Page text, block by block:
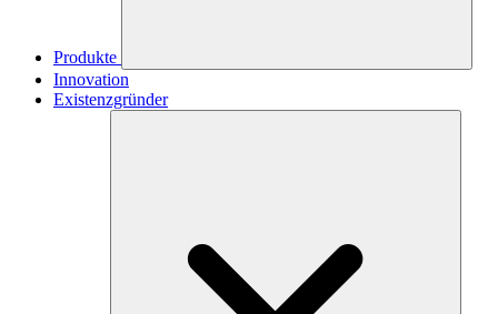
Produkte
Innovation
Existenzgründer